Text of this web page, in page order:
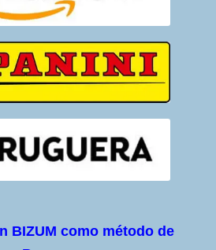
BIZUM como método de